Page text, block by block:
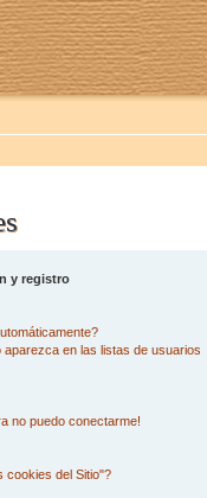
y registro
en las listas de usuarios
no puedo conectarme!
cookies del Sitio"?